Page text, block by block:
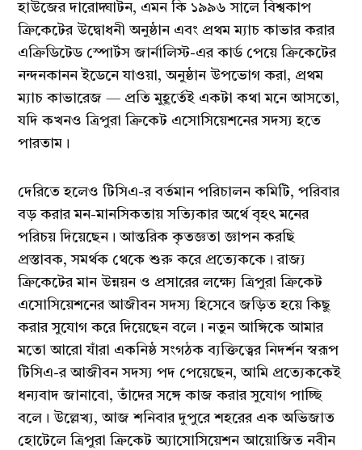
হাউজের দারোদ্ঘাটন, এমন কি ১৯৯৬ সালে বিশ্বকাপ
ক্রিকেটের উদ্বোধনী অনুষ্ঠান এবং প্রথম ম্যাচ কাভার করার
এক্রিডিটেড স্পোর্টস জার্নালিস্ট-এর কার্ড পেয়ে ক্রিকেটের
নন্দনকানন ইডেনে যাওয়া, অনুষ্ঠান উপভোগ করা, প্রথম
ম্যাচ কাভারেজ — প্রতি মুহূর্তেই একটা কথা মনে আসতো,
যদি কখনও ত্রিপুরা ক্রিকেট এসোসিয়েশনের সদস্য হতে
পারতাম।
দেরিতে হলেও টিসিএ-র বর্তমান পরিচালন কমিটি, পরিবার
বড় করার মন-মানসিকতায় সত্যিকার অর্থে বৃহৎ মনের
পরিচয় দিয়েছেন। আন্তরিক কৃতজ্ঞতা জ্ঞাপন করছি
প্রস্তাবক, সমর্থক থেকে শুরু করে প্রত্যেককে। রাজ্য
ক্রিকেটের মান উন্নয়ন ও প্রসারের লক্ষ্যে ত্রিপুরা ক্রিকেট
এসোসিয়েশনের আজীবন সদস্য হিসেবে জড়িত হয়ে কিছু
করার সুযোগ করে দিয়েছেন বলে। নতুন আঙ্গিকে আমার
মতো আরো যাঁরা একনিষ্ঠ সংগঠক ব্যক্তিত্বের নিদর্শন স্বরূপ
টিসিএ-র আজীবন সদস্য পদ পেয়েছেন, আমি প্রত্যেককেই
ধন্যবাদ জানাবো, তাঁদের সঙ্গে কাজ করার সুযোগ পাচ্ছি
বলে। উল্লেখ্য, আজ শনিবার দুপুরে শহরের এক অভিজাত
হোটেলে ত্রিপুরা ক্রিকেট অ্যাসোসিয়েশন আয়োজিত নবীন